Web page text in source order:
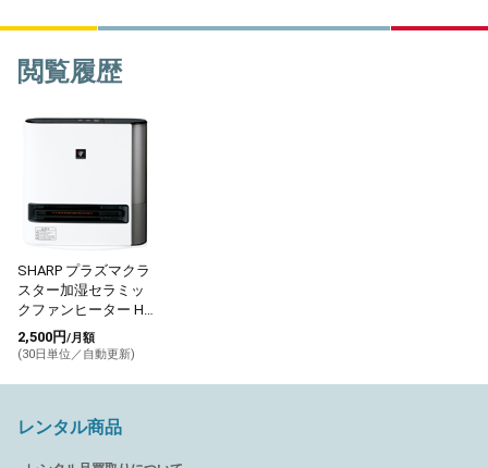
閲覧履歴
SHARP プラズマクラ
スター加湿セラミッ
クファンヒーター HX-
SK12-W
2,500円/月額
(30日単位／自動更新)
レンタル商品